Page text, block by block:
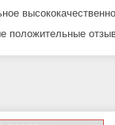
положительные